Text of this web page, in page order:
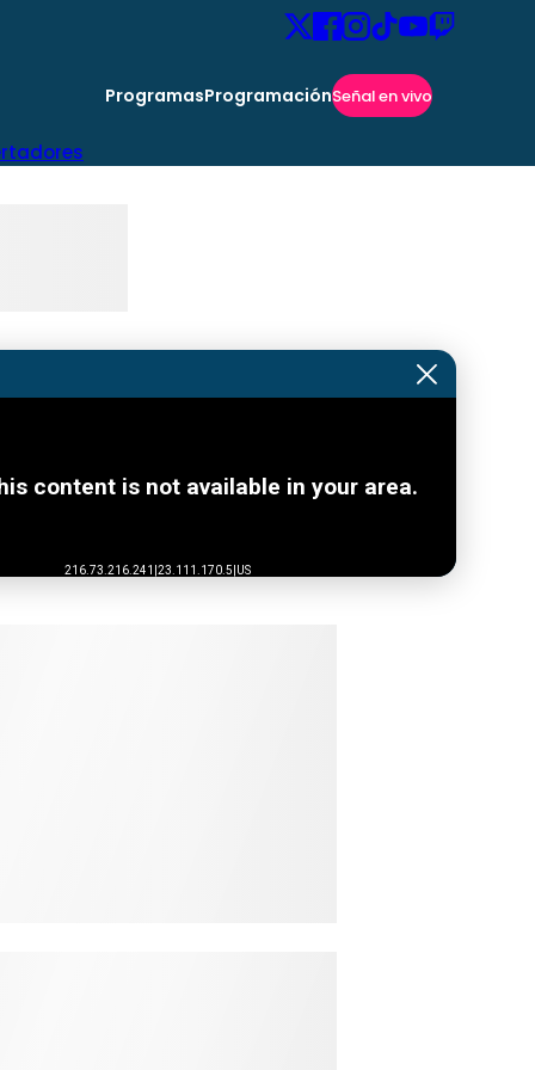
ProgramasProgramaciónSeñal en vivo